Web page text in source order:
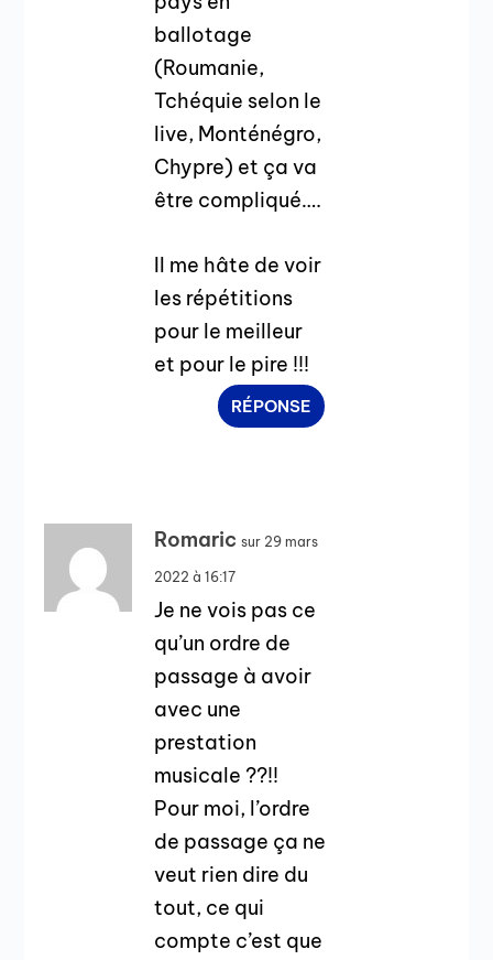
ballotage
(Roumanie,
Tchéquie selon le
live, Monténégro,
Chypre) et ça va
être compliqué….
Il me hâte de voir
les répétitions
pour le meilleur
et pour le pire !!!
RÉPONSE
Romaric sur 29 mars
2022 à 16:17
Je ne vois pas ce
qu’un ordre de
passage à avoir
avec une
prestation
musicale ??!!
Pour moi, l’ordre
de passage ça ne
veut rien dire du
tout, ce qui
compte c’est que